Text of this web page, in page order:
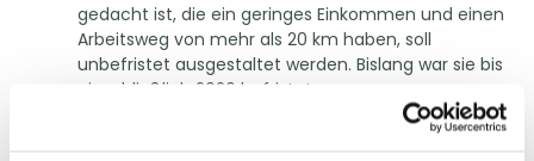
gedacht ist, die ein geringes Einkommen und einen
Arbeitsweg von mehr als 20 km haben, soll
unbefristet ausgestaltet werden. Bislang war sie bis
einschließlich 2026 befristet.
Umsatzsteuersatz auf Restaurant- und